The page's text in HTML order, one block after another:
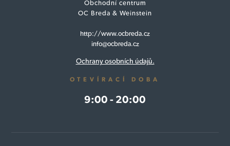
Obchodní centrum
OC Breda & Weinstein
http://www.ocbreda.cz
info@ocbreda.cz
Ochrany osobních údajů.
OTEVÍRACÍ DOBA
9:00 - 20:00